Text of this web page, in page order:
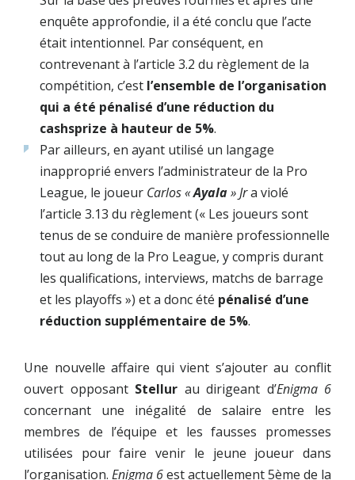
enquête approfondie, il a été conclu que l’acte
était intentionnel. Par conséquent, en
contrevenant à l’article 3.2 du règlement de la
compétition, c’est l’ensemble de l’organisation
qui a été pénalisé d’une réduction du
cashsprize à hauteur de 5%.
Par ailleurs, en ayant utilisé un langage
inapproprié envers l’administrateur de la Pro
League, le joueur Carlos «Ayala» Jra violé
l’article 3.13 du règlement (« Les joueurs sont
tenus de se conduire de manière professionnelle
tout au long de la Pro League, y compris durant
les qualifications, interviews, matchs de barrage
et les playoffs ») et a donc été pénalisé d’une
réduction supplémentaire de 5%.
Une nouvelle affaire qui vient s’ajouter au conflit
ouvert opposant Stellur au dirigeant d’Enigma 6
concernant une inégalité de salaire entre les
membres de l’équipe et les fausses promesses
utilisées pour faire venir le jeune joueur dans
l’organisation. Enigma 6est actuellement 5ème de la